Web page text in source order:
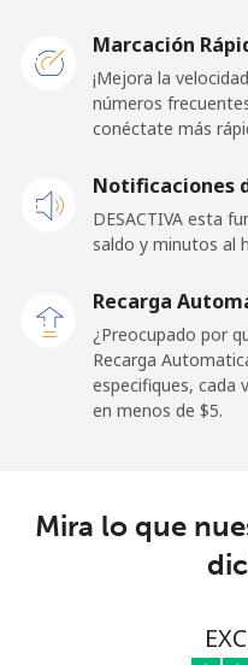
San Marino
Línea fija ⁦24.5¢⁩
Sao Tome And
country
⁦214.9¢⁩
Saudi Arabia
Marcación
¡Mejora la
números
conéctate más
Notificaciones
DESACTIVA esta
saldo y minutos al
Recarga
¿Preocupado por
Recarga
especifiques, cada
en menos de ⁦$5⁩.
Mira lo que